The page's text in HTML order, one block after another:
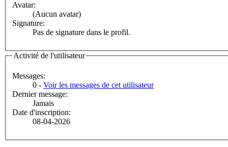
Avatar:
(Aucun avatar)
Signature:
Pas de signature dans le profil.
Activité de l'utilisateur
Messages:
0 - Voir les messages de cet utilisateur
Dernier message:
Jamais
Date d'inscription:
08-04-2026